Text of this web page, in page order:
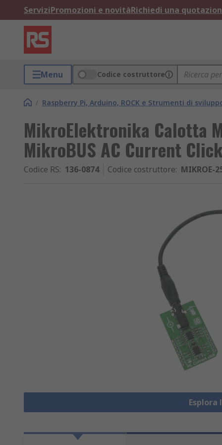
ServiziPromozioni e novitàRichiedi una
Menu Codice costruttore
/ Raspberry Pi, Arduino, ROCK e Strumenti di
MikroElektronika Calotta
MikroBUS AC Current
Codice RS: 136-0874 Codice costruttore: MIKROE-
Esplora